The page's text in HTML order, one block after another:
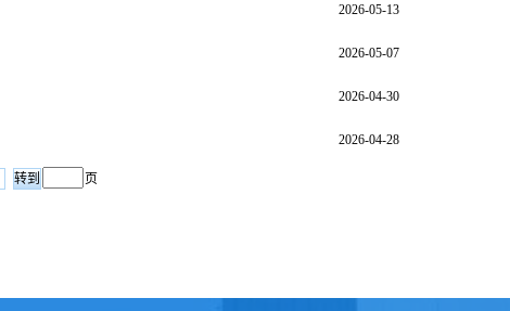
2026-05-13
2026-05-07
2026-04-30
2026-04-28
页